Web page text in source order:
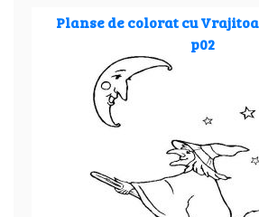
Planse de colorat cu
p02